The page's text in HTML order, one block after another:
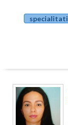
Calarasi
Caras-Severin
Cluj
Membri
specialitati